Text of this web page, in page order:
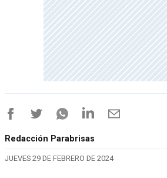
Redacción Parabrisas
JUEVES 29 DE FEBRERO DE 2024